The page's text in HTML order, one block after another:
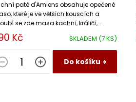
SKLADEM (7 KS)
Kč
Do košíku
paté d'Amiens obsahuje opečené
které je ve větších kouscích a
se zde masa kachní, králičí,
a drůbeží játra ochucená